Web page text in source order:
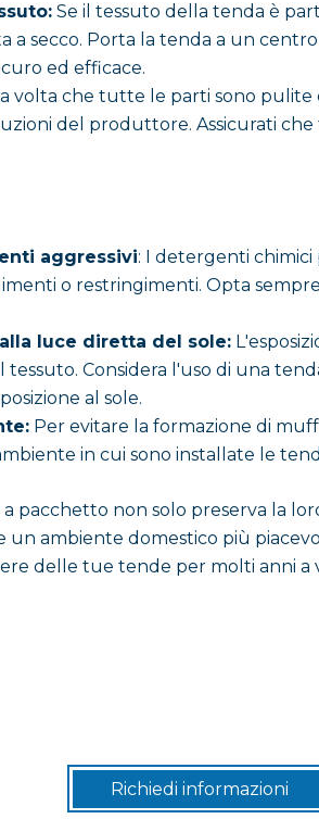
Se il tessuto della tenda è
a secco. Porta la tenda a un
ed efficace.
volta che tutte le parti sono pulite
del produttore. Assicurati
aggressivi: I detergenti chimici
o restringimenti. Opta
luce diretta del sole:
Considera l'uso di una
al sole.
Per evitare la formazione di
in cui sono installate le
pacchetto non solo preserva la
un ambiente domestico più
delle tue tende per molti anni a
Richiedi informazioni